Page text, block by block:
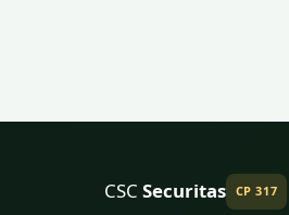
CSC Securitas CP 317